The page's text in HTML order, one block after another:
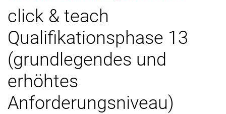
click & teach
Qualifikationsphase 13
(grundlegendes und
erhöhtes
Anforderungsniveau)